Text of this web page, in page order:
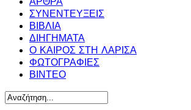
ΑΡΘΡΑ
ΣΥΝΕΝΤΕΥΞΕΙΣ
ΒΙΒΛΙΑ
ΔΙΗΓΗΜΑΤΑ
Ο ΚΑΙΡΟΣ ΣΤΗ ΛΑΡΙΣΑ
ΦΩΤΟΓΡΑΦΙΕΣ
ΒΙΝΤΕΟ